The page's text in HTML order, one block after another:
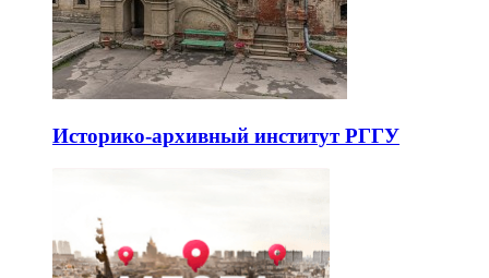
Историко-архивный институт РГГУ